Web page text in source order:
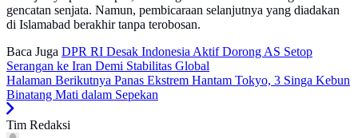
gencatan senjata. Namun, pembicaraan selanjutnya yang diadakan
di Islamabad berakhir tanpa terobosan.
Baca Juga DPR RI Desak Indonesia Aktif Dorong AS Setop
Serangan ke Iran Demi Stabilitas Global
Halaman Berikutnya Panas Ekstrem Hantam Tokyo, 3 Singa Kebun
Binatang Mati dalam Sepekan
Tim Redaksi